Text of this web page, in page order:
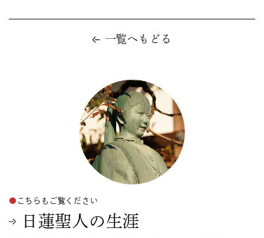
一覧へもどる
こちらもご覧ください
日蓮聖人の生涯